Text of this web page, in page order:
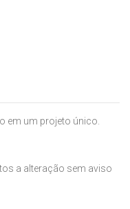
em um projeto único.
a alteração sem aviso